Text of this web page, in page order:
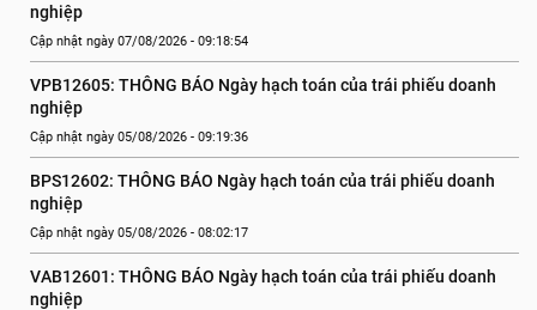
nghiệp
Cập nhật ngày 07/08/2026 - 09:18:54
VPB12605: THÔNG BÁO Ngày hạch toán của trái phiếu doanh
nghiệp
Cập nhật ngày 05/08/2026 - 09:19:36
BPS12602: THÔNG BÁO Ngày hạch toán của trái phiếu doanh
nghiệp
Cập nhật ngày 05/08/2026 - 08:02:17
VAB12601: THÔNG BÁO Ngày hạch toán của trái phiếu doanh
nghiệp